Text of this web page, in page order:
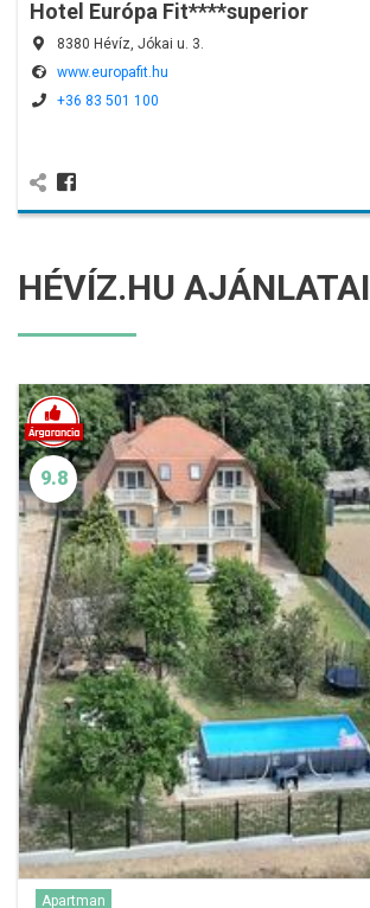
Hotel Európa Fit****superior
8380 Hévíz, Jókai u. 3.
www.europafit.hu
+36 83 501 100
HÉVÍZ.HU AJÁNLATAI
9.8
Apartman